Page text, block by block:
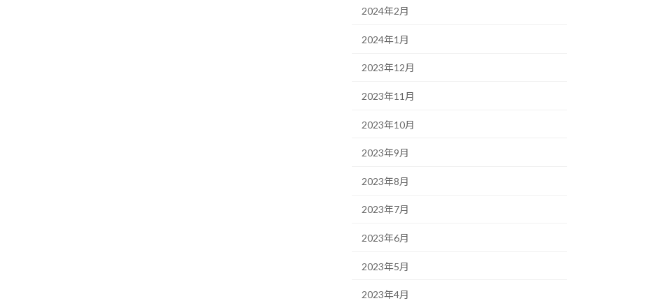
2024年2月
2024年1月
2023年12月
2023年11月
2023年10月
2023年9月
2023年8月
2023年7月
2023年6月
2023年5月
2023年4月